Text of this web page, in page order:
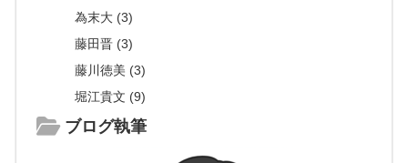
為末大 (3)
藤田晋 (3)
藤川徳美 (3)
堀江貴文 (9)
ブログ執筆